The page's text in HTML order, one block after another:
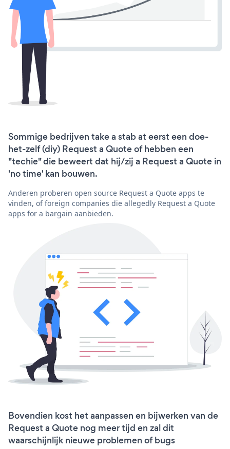
Sommige bedrijven take a stab at eerst een doe-
het-zelf (diy) Request a Quote of hebben een
"techie" die beweert dat hij/zij a Request a Quote in
'no time' kan bouwen.
Anderen proberen open source Request a Quote apps te
vinden, of foreign companies die allegedly Request a Quote
apps for a bargain aanbieden.
Bovendien kost het aanpassen en bijwerken van de
Request a Quote nog meer tijd en zal dit
waarschijnlijk nieuwe problemen of bugs